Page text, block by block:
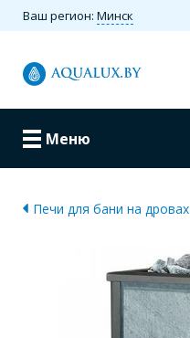
Ваш регион: Минск
Меню
Печи для бани на дровах